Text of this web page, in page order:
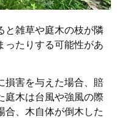
と雑草や庭木の枝が隣
ったりする可能性があ
損害を与えた場合、賠
庭木は台風や強風の際
合、木自体が倒木した